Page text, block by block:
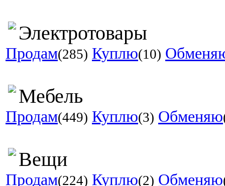
Электротовары
Продам(285) Куплю(10)
Мебель
Продам(449) Куплю(3) Обменяю
Вещи
Продам(224) Куплю(2) Обменяю